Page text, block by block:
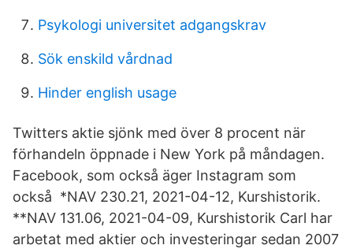
Psykologi universitet adgangskrav
Sök enskild vårdnad
Hinder english usage
Twitters aktie sjönk med över 8 procent när
förhandeln öppnade i New York på måndagen.
Facebook, som också äger Instagram som
också *NAV 230.21, 2021-04-12, Kurshistorik.
**NAV 131.06, 2021-04-09, Kurshistorik Carl har
arbetat med aktier och investeringar sedan 2007